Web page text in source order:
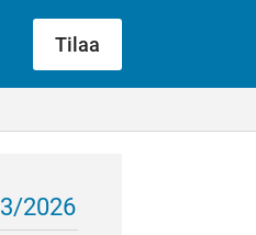
Tilaa
3/2026